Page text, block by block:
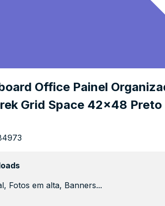
Office Painel
Grid Space 42x48 Preto
Fotos em alta, Banners...